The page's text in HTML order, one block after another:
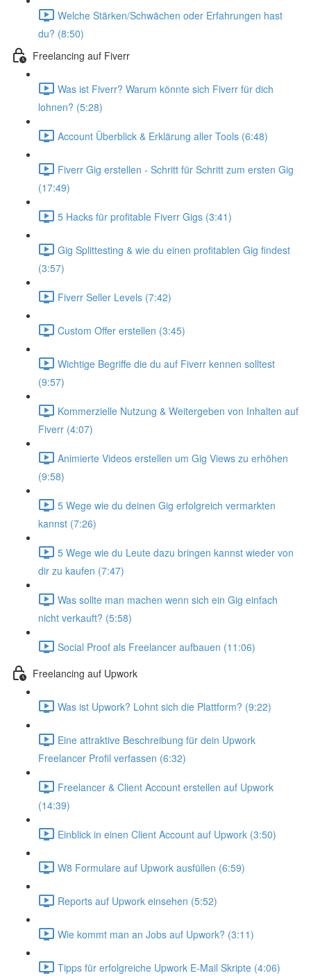
Welche Stärken/Schwächen oder Erfahrungen hast
du? (8:50)
Freelancing auf Fiverr
Was ist Fiverr? Warum könnte sich Fiverr für dich
lohnen? (5:28)
Account Überblick & Erklärung aller Tools (6:48)
Fiverr Gig erstellen - Schritt für Schritt zum ersten Gig
(17:49)
5 Hacks für profitable Fiverr Gigs (3:41)
Gig Splittesting & wie du einen profitablen Gig findest
(3:57)
Fiverr Seller Levels (7:42)
Custom Offer erstellen (3:45)
Wichtige Begriffe die du auf Fiverr kennen solltest
(9:57)
Kommerzielle Nutzung & Weitergeben von Inhalten auf
Fiverr (4:07)
Animierte Videos erstellen um Gig Views zu erhöhen
(9:58)
5 Wege wie du deinen Gig erfolgreich vermarkten
kannst (7:26)
5 Wege wie du Leute dazu bringen kannst wieder von
dir zu kaufen (7:47)
Was sollte man machen wenn sich ein Gig einfach
nicht verkauft? (5:58)
Social Proof als Freelancer aufbauen (11:06)
Freelancing auf Upwork
Was ist Upwork? Lohnt sich die Plattform? (9:22)
Eine attraktive Beschreibung für dein Upwork
Freelancer Profil verfassen (6:32)
Freelancer & Client Account erstellen auf Upwork
(14:39)
Einblick in einen Client Account auf Upwork (3:50)
W8 Formulare auf Upwork ausfüllen (6:59)
Reports auf Upwork einsehen (5:52)
Wie kommt man an Jobs auf Upwork? (3:11)
Tipps für erfolgreiche Upwork E-Mail Skripte (4:06)